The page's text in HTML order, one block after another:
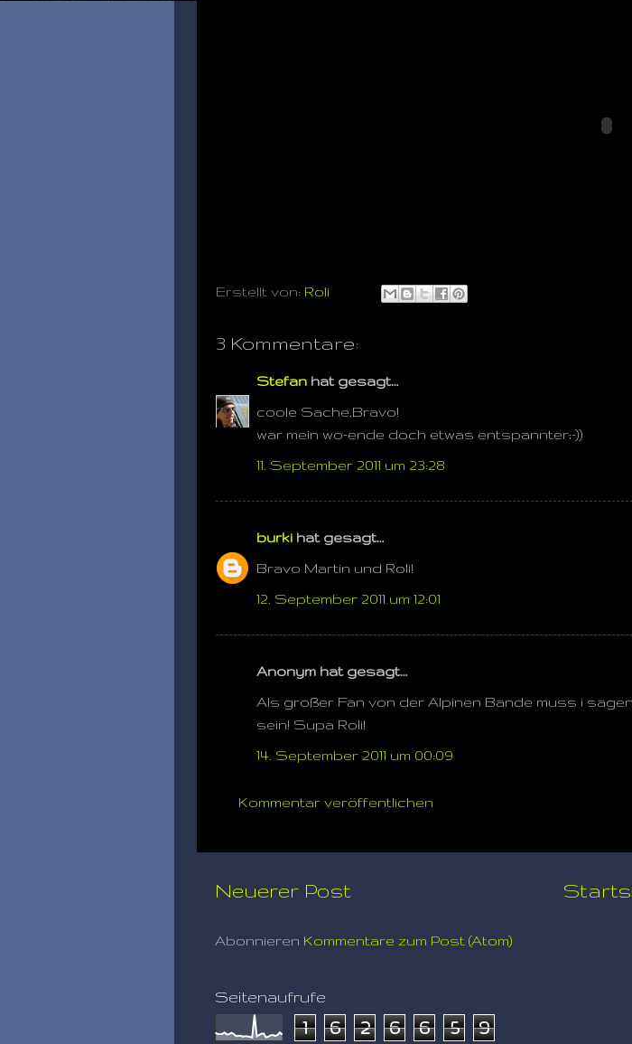
Erstellt von: Roli
3 Kommentare:
Stefan hat gesagt…
coole Sache,Bravo!
war mein wo-ende doch etwas entspannter;-))
11. September 2011 um 23:28
burki hat gesagt…
Bravo Martin und Roli!
12. September 2011 um 12:01
Anonym hat gesagt…
Als großer Fan von der Alpinen Bande muss i
sein! Supa Roli!
14. September 2011 um 00:09
Kommentar veröffentlichen
Neuerer Post
Abonnieren Kommentare zum Post (Atom)
Seitenaufrufe
1 6 2 6 6 5 9